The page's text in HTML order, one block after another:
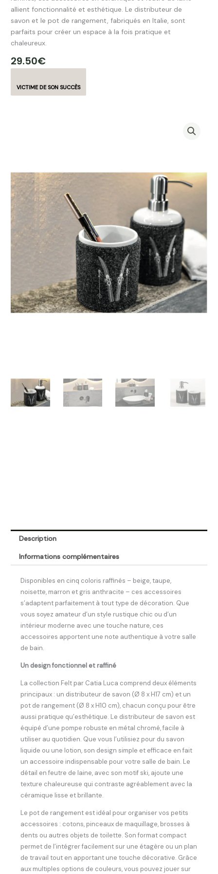
allient fonctionnalité et esthétique. Le distributeur de
savon et le pot de rangement, fabriqués en Italie, sont
parfaits pour créer un espace à la fois pratique et
chaleureux.
29.50€
Description
Informations complémentaires
Disponibles en cinq coloris raffinés – beige, taupe,
noisette, marron et gris anthracite – ces accessoires
s’adaptent parfaitement à tout type de décoration. Que
vous soyez amateur d’un style rustique chic ou d’un
intérieur moderne avec une touche nature, ces
accessoires apportent une note authentique à votre salle
de bain.
Un design fonctionnel et raffiné
La collection Felt par Catia Luca comprend deux éléments
principaux : un distributeur de savon (Ø 8 x H17 cm) et un
pot de rangement (Ø 8 x H10 cm), chacun conçu pour être
aussi pratique qu’esthétique. Le distributeur de savon est
équipé d’une pompe robuste en métal chromé, facile à
utiliser au quotidien. Que vous l’utilisiez pour du savon
liquide ou une lotion, son design simple et efficace en fait
un accessoire indispensable pour votre salle de bain. Le
détail en feutre de laine, avec son motif ski, ajoute une
texture chaleureuse qui contraste agréablement avec la
céramique lisse et brillante.
Le pot de rangement est idéal pour organiser vos petits
accessoires : cotons, pinceaux de maquillage, brosses à
dents ou autres objets de toilette. Son format compact
permet de l’intégrer facilement sur une étagère ou un plan
de travail tout en apportant une touche décorative. Grâce
aux multiples options de couleurs, vous pouvez jouer sur